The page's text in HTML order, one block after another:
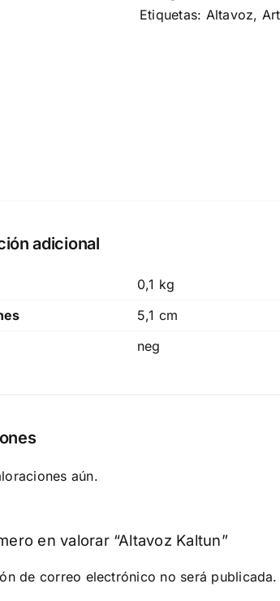
Etiquetas: Altavoz,
adicional
0,1 kg
5,1 cm
neg
aún.
en valorar “Altavoz Kaltun”
de correo electrónico no será publicada.